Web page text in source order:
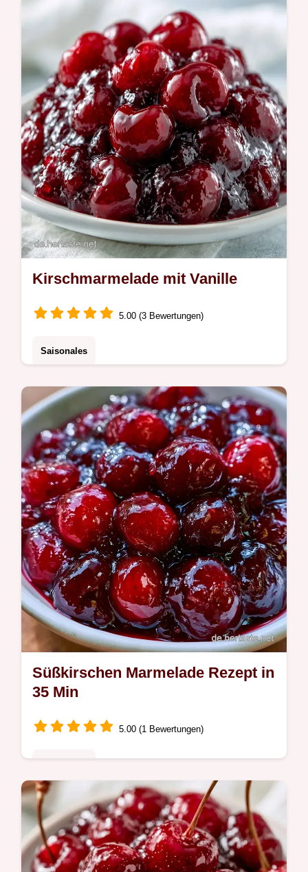
Rezept Details finden Sie alle Tipps für das
Einkochen in 35 Minuten.
Kirschmarmelade mit Vanille
5.00 (3 Bewertungen)
Saisonales
ergeben diese Kirschmarmelade. Die
Schritt-für-Schritt Anleitung hilft Ihnen dabei,
in 45 Minuten fertig zu sein.
Süßkirschen Marmelade Rezept in
35 Min
5.00 (1 Bewertungen)
Die Details zur Zubereitung erklären, wie die
Säure Pektine optimal bindet. Dieses
Süßkirschen Marmelade Rezept ist ideal für
Fans von fruchtigen Aufstrichen.